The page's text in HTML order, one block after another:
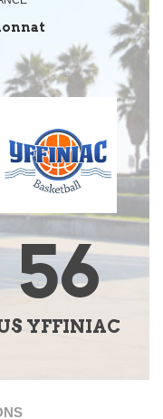
56
YFFINIAC